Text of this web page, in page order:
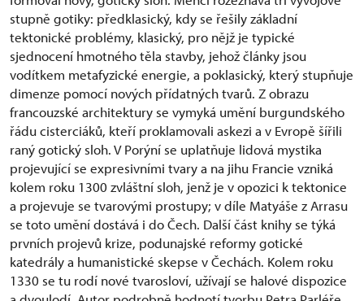
stupně gotiky: předklasický, kdy se řešily základní
tektonické problémy, klasický, pro nějž je typické
sjednocení hmotného těla stavby, jehož články jsou
vodítkem metafyzické energie, a poklasický, který stupňuje
dimenze pomocí nových přídatných tvarů. Z obrazu
francouzské architektury se vymyká umění burgundského
řádu cisterciáků, kteří proklamovali askezi a v Evropě šířili
raný gotický sloh. V Porýní se uplatňuje lidová mystika
projevující se expresivními tvary a na jihu Francie vzniká
kolem roku 1300 zvláštní sloh, jenž je v opozici k tektonice
a projevuje se tvarovými prostupy; v díle Matyáše z Arrasu
se toto umění dostává i do Čech. Další část knihy se týká
prvních projevů krize, podunajské reformy gotické
katedrály a humanistické skepse v Čechách. Kolem roku
1330 se tu rodí nové tvarosloví, užívají se halové dispozice